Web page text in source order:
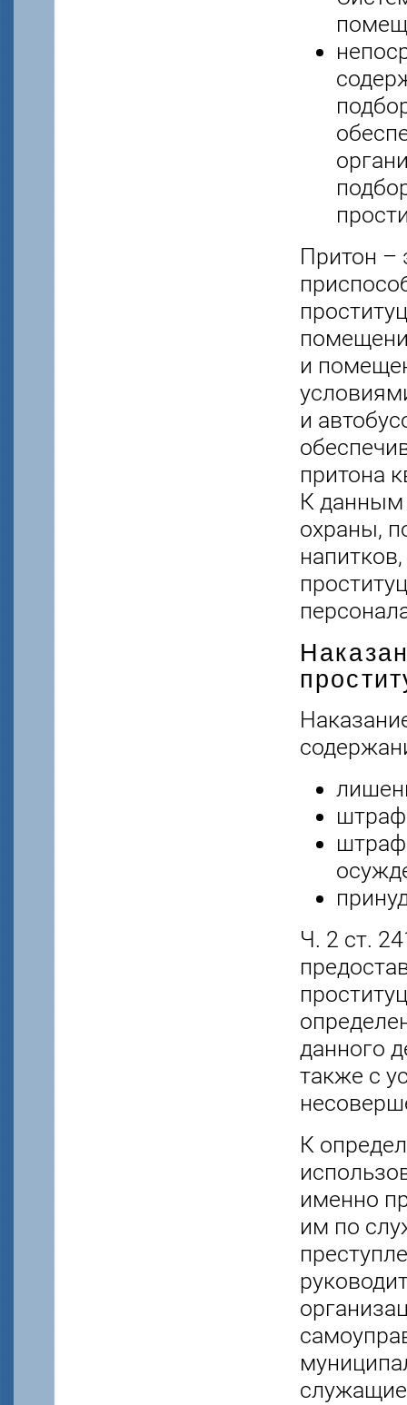
Притон –
и
и
притона
К данным
охраны,
штраф
штраф
Ч. 2 ст.
данного
также с
К
именно
им по